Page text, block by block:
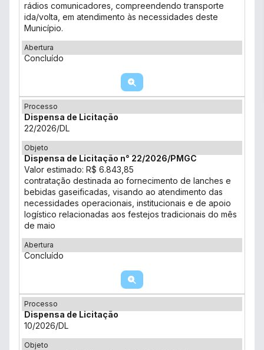
rádios comunicadores, compreendendo transporte
ida/volta, em atendimento às necessidades deste
Município.
Abertura
Concluído
Processo
Dispensa de Licitação
22/2026/DL
Objeto
Dispensa de Licitação n° 22/2026/PMGC
Valor estimado: R$ 6.843,85
contratação destinada ao fornecimento de lanches e
bebidas gaseificadas, visando ao atendimento das
necessidades operacionais, institucionais e de apoio
logístico relacionadas aos festejos tradicionais do mês
de maio
Abertura
Concluído
Processo
Dispensa de Licitação
10/2026/DL
Objeto